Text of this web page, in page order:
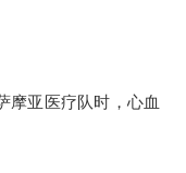
摩亚医疗队时，心血